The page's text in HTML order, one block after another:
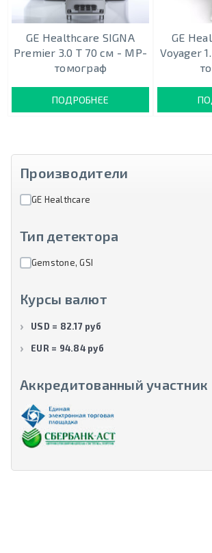
GE Healthcare SIGNA
Premier 3.0 T 70 см - МР-
томограф
ПОДРОБНЕЕ
GE
Voyager
Производители
GE Healthcare
Тип детектора
Gemstone, GSI
Курсы валют
USD = 82.17 руб
EUR = 94.84 руб
Аккредитованный участник